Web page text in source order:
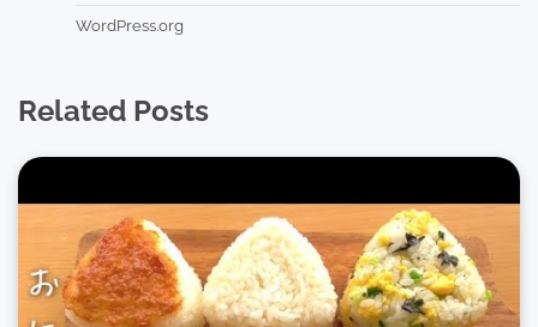
WordPress.org
Related Posts